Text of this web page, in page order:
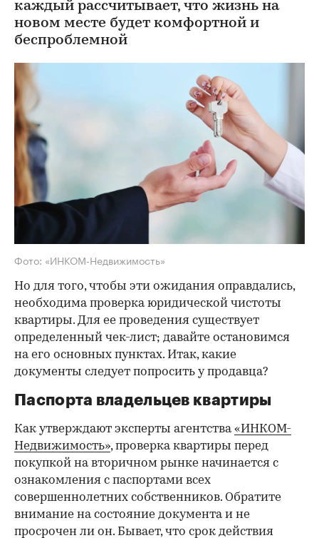
каждый рассчитывает, что жизнь на
новом месте будет комфортной и
беспроблемной
Фото: «ИНКОМ-Недвижимость»
Но для того, чтобы эти ожидания оправдались,
необходима проверка юридической чистоты
квартиры. Для ее проведения существует
определенный чек-лист; давайте остановимся
на его основных пунктах. Итак, какие
документы следует попросить у продавца?
Паспорта владельцев квартиры
Как утверждают эксперты агентства«ИНКОМ-
Недвижимость», проверка квартиры перед
покупкой на вторичном рынке начинается с
ознакомления с паспортами всех
совершеннолетних собственников. Обратите
внимание на состояние документа и не
просрочен ли он. Бывает, что срок действия